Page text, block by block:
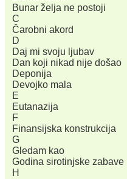
Bunar želja ne postoji
C
Čarobni akord
D
Daj mi svoju ljubav
Dan koji nikad nije došao
Deponija
Devojko mala
E
Eutanazija
F
Finansijska konstrukcija
G
Gledam kao
Godina sirotinjske zabave
H